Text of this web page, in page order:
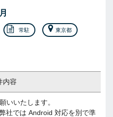
常駐 東京都
内容
いいたします。
社では Android 対応を別で準